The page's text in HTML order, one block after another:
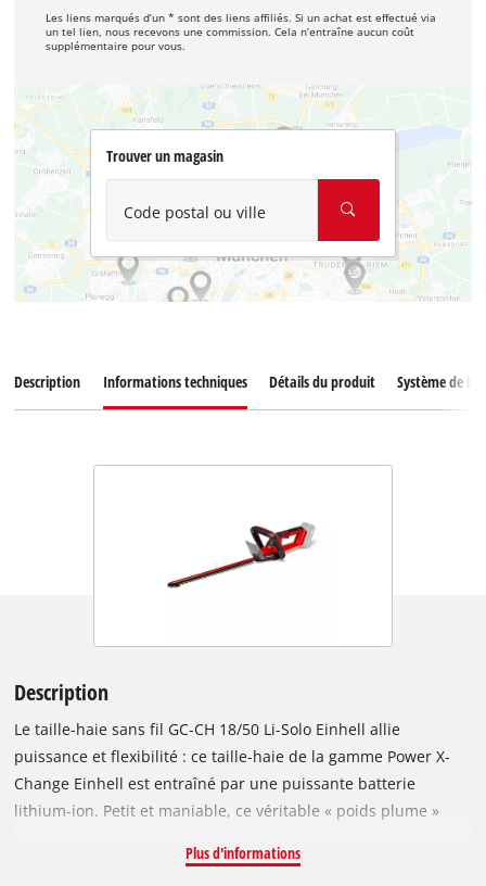
Les liens marqués d’un * sont des liens affiliés. Si un achat est effectué via
un tel lien, nous recevons une commission. Cela n’entraîne aucun coût
supplémentaire pour vous.
Trouver un magasin
Code postal ou ville
Description Informations techniques Détails du produit Système de
Description
Le taille-haie sans fil GC-CH 18/50 Li-Solo Einhell allie
puissance et flexibilité : ce taille-haie de la gamme Power X-
Change Einhell est entraîné par une puissante batterie
lithium-ion. Petit et maniable, ce véritable « poids plume »
orientable et la grande poignée avant permettent de réaliser
Plus d'informations